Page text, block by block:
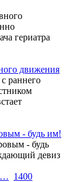
гериатра
движения
раннего
- будь им!
- будь
девиз
… 1400